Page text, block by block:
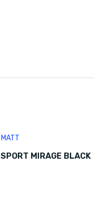
MIRAGE BLACK